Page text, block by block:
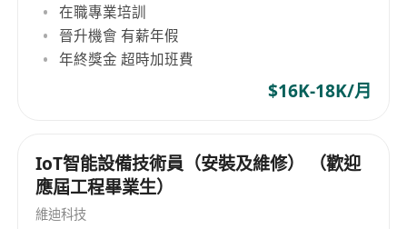
在職專業培訓
晉升機會 有薪年假
年終獎金 超時加班費
$16K-18K/月
IoT智能設備技術員（安裝及維修） （歡迎
應屆工程畢業生）
維迪科技